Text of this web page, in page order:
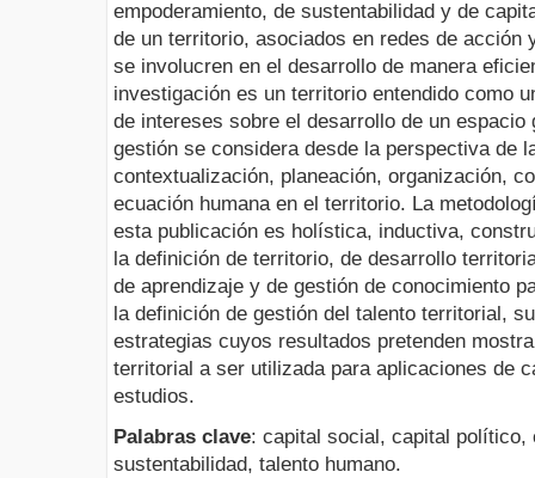
empoderamiento, de sustentabilidad y de
de un territorio, asociados en redes de acción
se involucren en el desarrollo de manera
investigación es un territorio entendido como
de intereses sobre el desarrollo de un espacio
gestión se considera desde la perspectiva de
contextualización, planeación, organización,
ecuación humana en el territorio. La
esta publicación es holística, inductiva,
la definición de territorio, de desarrollo
de aprendizaje y de gestión de conocimiento
la definición de gestión del talento territorial,
estrategias cuyos resultados pretenden
territorial a ser utilizada para aplicaciones de
estudios.
Palabras clave: capital social, capital político,
sustentabilidad, talento humano.